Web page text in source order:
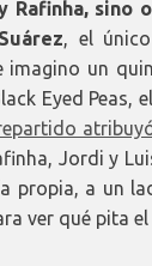
sino
, el
imagino un
Eyed Peas,
Jordi y
propia, a un
ver qué pita